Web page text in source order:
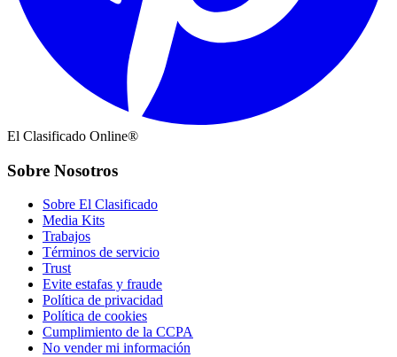
El Clasificado Online®
Sobre Nosotros
Sobre El Clasificado
Media Kits
Trabajos
Términos de servicio
Trust
Evite estafas y fraude
Política de privacidad
Política de cookies
Cumplimiento de la CCPA
No vender mi información